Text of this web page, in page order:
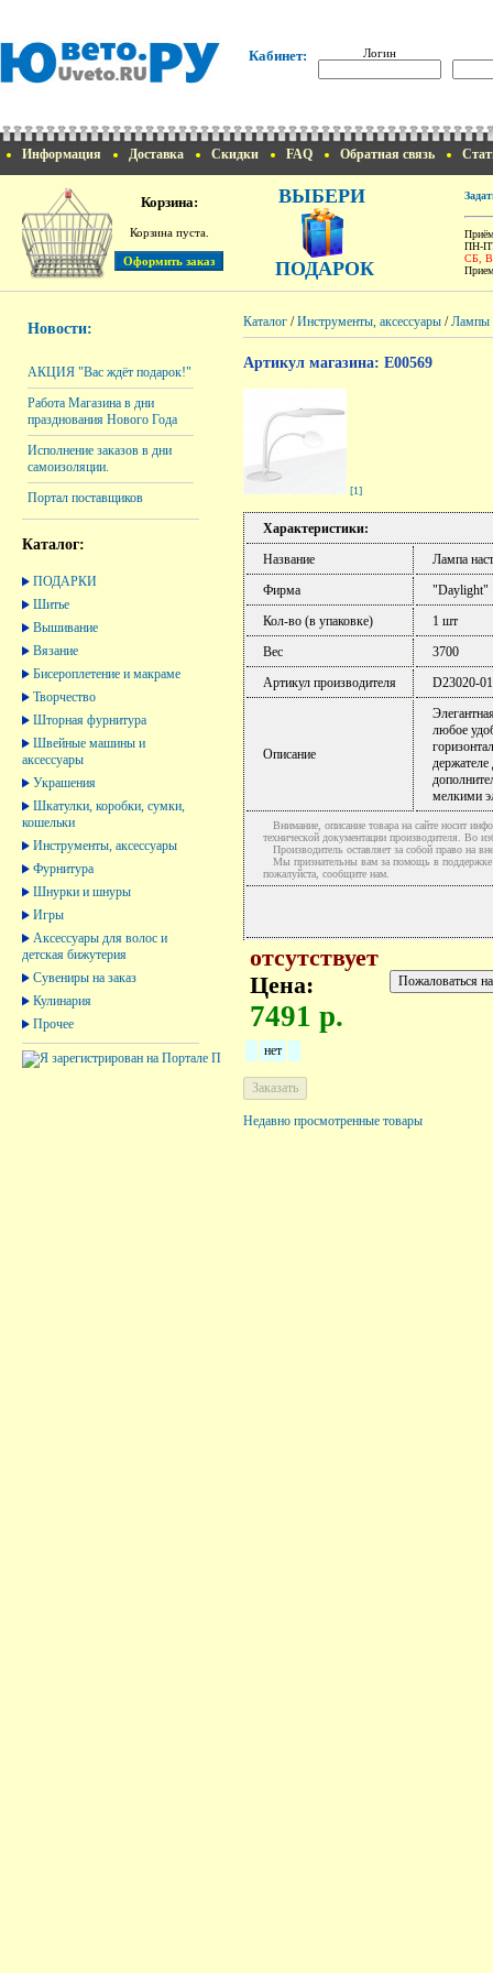
Кабинет: Логин
Информация Доставка Скидки FAQ Обратная связь
Корзина:
Корзина пуста.
ВЫБЕРИ
ПОДАРОК
ПН-
СБ,
Новости:
АКЦИЯ "Вас ждёт подарок!"
Работа Магазина в дни
празднования Нового Года
Исполнение заказов в дни
самоизоляции.
Портал поставщиков
Каталог:
ПОДАРКИ
Шитье
Вышивание
Вязание
Бисероплетение и макраме
Творчество
Шторная фурнитура
Швейные машины и
аксессуары
Украшения
Шкатулки, коробки, сумки,
кошельки
Инструменты, аксессуары
Фурнитура
Шнурки и шнуры
Игры
Аксессуары для волос и
детская бижутерия
Сувениры на заказ
Кулинария
Прочее
Каталог /Инструменты, аксессуары /Лампы
Артикул магазина: E00569
[1]
Характеристики:
Название
Лампа
Фирма
"Daylight"
Кол-во (в упаковке)
1 шт
Вес
3700
Артикул производителя
D23020-01
Описание
любое
мелкими
Внимание, описание товара на сайте носит
технической документации производителя. Во
Производитель оставляет за собой право на
Мы признательны вам за помощь в поддержке
пожалуйста, сообщите нам.
отсутствует
Цена:
7491 р.
нет
Недавно просмотренные товары